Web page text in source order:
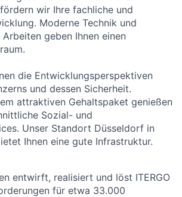
wir Ihre fachliche und
Moderne Technik und
geben Ihnen einen
die Entwicklungsperspektiven
und dessen Sicherheit.
attraktiven Gehaltspaket genießen
Sozial- und
Unser Standort Düsseldorf in
Ihnen eine gute Infrastruktur.
entwirft, realisiert und löst ITERGO
für etwa 33.000